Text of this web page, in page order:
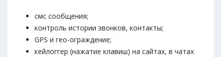
смс сообщения;
контроль истории звонков, контакты;
GPS и гео-ограждение;
кейлоггер (нажатие клавиш) на сайтах, в чатах